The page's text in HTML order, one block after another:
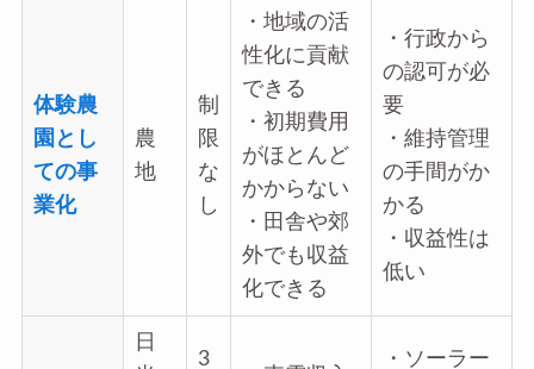
体験農
園とし
ての事
業化
農
地
制
限
な
し
・地域の活
性化に貢献
できる
・初期費用
がほとんど
かからない
・田舎や郊
外でも収益
化できる
・行政から
の認可が必
要
・維持管理
の手間がか
かる
・収益性は
低い
日
3
・ソーラー